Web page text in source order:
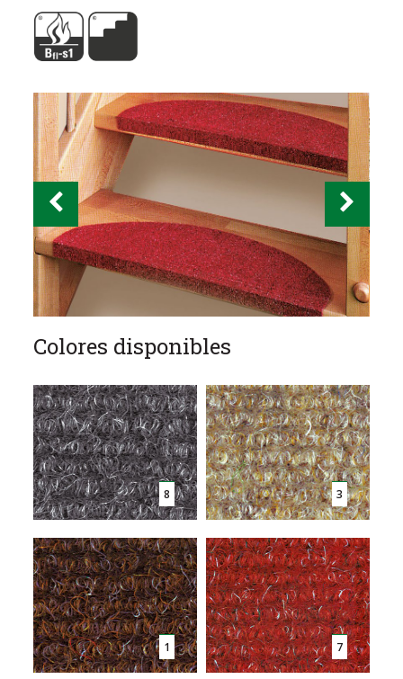
Colores disponibles
8 3
1 7